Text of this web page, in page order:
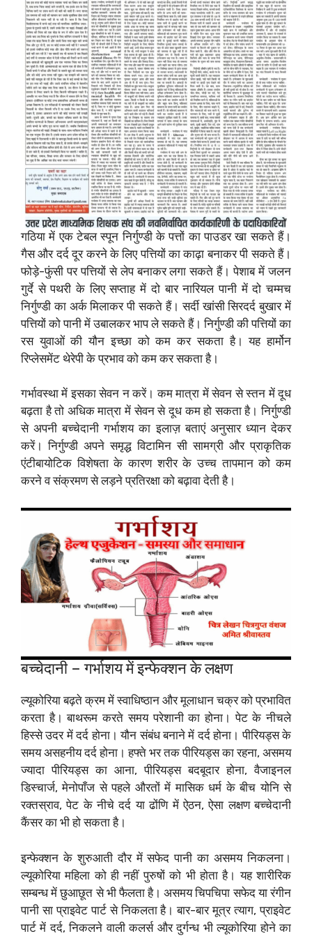
गठिया में एक टेबल स्पून निर्गुण्डी के पत्तों का पाउडर खा सकते हैं।
गैस और दर्द दूर करने के लिए पत्तियों का काढ़ा बनाकर पी सकते हैं।
फोड़े-फुंसी पर पत्तियों से लेप बनाकर लगा सकते हैं। पेशाब में जलन
गुर्दे से पथरी के लिए सप्ताह में दो बार नारियल पानी में दो चम्मच
निर्गुण्डी का अर्क मिलाकर पी सकते हैं। सर्दी खांसी सिरदर्द बुखार में
पत्तियों को पानी में उबालकर भाप ले सकते हैं। निर्गुण्डी की पत्तियों का
रस युवाओं की यौन इच्छा को कम कर सकता है। यह हार्मोन
रिप्लेसमेंट थेरेपी के प्रभाव को कम कर सकता है।
गर्भावस्था में इसका सेवन न करें। कम मात्रा में सेवन से स्तन में दूध
बढ़ता है तो अधिक मात्रा में सेवन से दूध कम हो सकता है। निर्गुण्डी
से अपनी बच्चेदानी गर्भाशय का इलाज़ बताएं अनुसार ध्यान देकर
करें। निर्गुण्डी अपने समृद्ध विटामिन सी सामग्री और प्राकृतिक
एंटीबायोटिक विशेषता के कारण शरीर के उच्च तापमान को कम
करने व संक्रमण से लड़ने प्रतिरक्षा को बढ़ावा देती है।
बच्चेदानी – गर्भाशय में इन्फेक्शन के लक्षण
ल्यूकोरिया बढ़ते क्रम में स्वाधिष्ठान और मूलाधान चक्र को प्रभावित
करता है। बाथरूम करते समय परेशानी का होना। पेट के नीचले
हिस्से उदर में दर्द होना। यौन संबंध बनाने में दर्द होना। पीरियड्स के
समय असहनीय दर्द होना। हफ्ते भर तक पीरियड्स का रहना, असमय
ज्यादा पीरियड्स का आना, पीरियड्स बदबूदार होना, वैजाइनल
डिस्चार्ज, मेनोपाँज से पहले औरतों में मासिक धर्म के बीच योनि से
रक्तस्राव, पेट के नीचे दर्द या ढोंणि में ऐठन, ऐसा लक्षण बच्चेदानी
कैंसर का भी हो सकता है।
इन्फेक्शन के शुरुआती दौर में सफेद पानी का असमय निकलना।
ल्यूकोरिया महिला को ही नहीं पुरुषों को भी होता है। यह शारीरिक
सम्बन्ध में छुआछूत से भी फैलता है। असमय चिपचिपा सफेद या रंगीन
पानी सा प्राइवेट पार्ट से निकलता है। बार-बार मूत्र त्याग, प्राइवेट
पार्ट में दर्द, निकलने वाली कलर्स और दुर्गन्ध भी ल्यूकोरिया होने का